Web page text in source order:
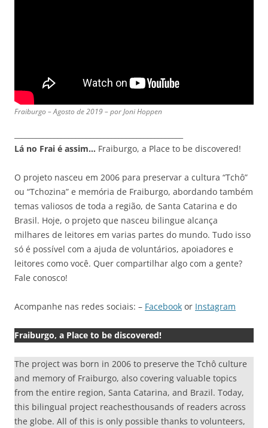
Fraiburgo – Agosto de 2019 – por Joni Hoppen
Lá no Frai é assim… Fraiburgo, a Place to be discovered!
O projeto nasceu em 2006 para preservar a cultura “Tchô”
ou “Tchozina” e memória de Fraiburgo, abordando também
temas valiosos de toda a região, de Santa Catarina e do
Brasil. Hoje, o projeto que nasceu bilingue alcança
milhares de leitores em varias partes do mundo. Tudo isso
só é possível com a ajuda de voluntários, apoiadores e
leitores como você. Quer compartilhar algo com a gente?
Fale conosco!
Acompanhe nas redes sociais: – Facebook or Instagram
Fraiburgo, a Place to be discovered!
The project was born in 2006 to preserve the Tchô culture
and memory of Fraiburgo, also covering valuable topics
from the entire region, Santa Catarina, and Brazil. Today,
this bilingual project reachesthousands of readers across
the globe. All of this is only possible thanks to volunteers,